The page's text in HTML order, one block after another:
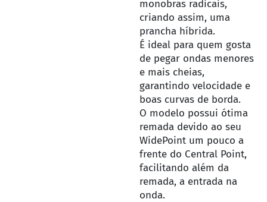
monobras radicais,
criando assim, uma
prancha híbrida.
É ideal para quem gosta
de pegar ondas menores
e mais cheias,
garantindo velocidade e
boas curvas de borda.
O modelo possui ótima
remada devido ao seu
WidePoint um pouco a
frente do Central Point,
facilitando além da
remada, a entrada na
onda.